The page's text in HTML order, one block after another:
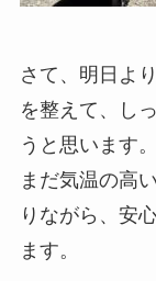
さて、明日よ
を整えて、し
うと思います
まだ気温の高
りながら、安
ます。